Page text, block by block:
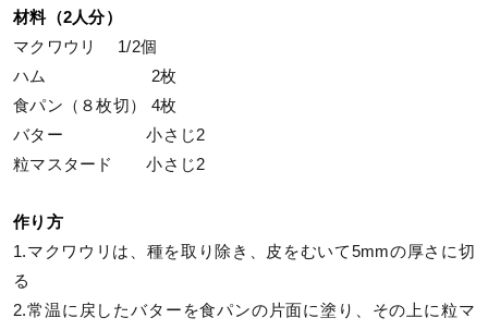
材料（2人分）
マクワウリ 1/2個
ハム 2枚
食パン（８枚切） 4枚
バター 小さじ2
粒マスタード 小さじ2
作り方
1.マクワウリは、種を取り除き、皮をむいて5mmの厚さに切
る
2.常温に戻したバターを食パンの片面に塗り、その上に粒マ